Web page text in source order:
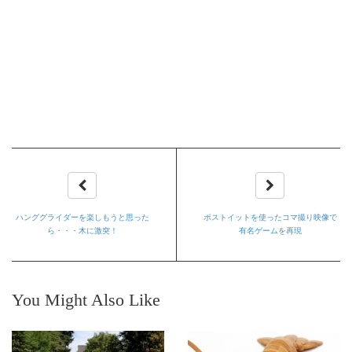
ハンググライダーを楽しもうと思った
ら・・・木に激突！
ポストイットを使ったコマ撮り映像で
有名ゲームを再現
You Might Also Like